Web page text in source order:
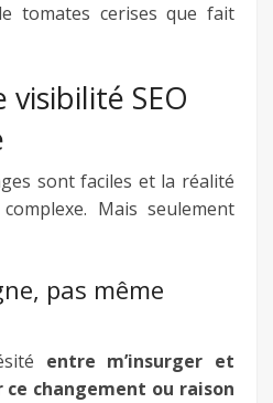
tomates cerises que fait
visibilité SEO
sont faciles et la réalité
Mais seulement
pas même
entre m’insurger et
ce changement ou raison